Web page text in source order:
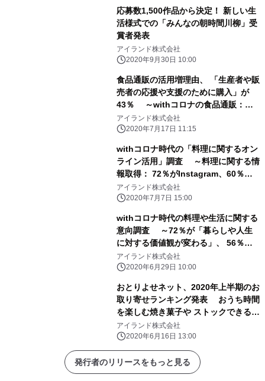
応募数1,500作品から決定！ 新しい生
活様式での「みんなの朝時間川柳」受
賞者発表
アイランド株式会社
2020年9月30日 10:00
食品通販の活用増理由、 「生産者や販
売者の応援や支援のために購入」が
43％ ～withコロナの食品通販：
42％が購入増える、 人気ジャンルは
洋菓子が50％～
アイランド株式会社
2020年7月17日 11:15
withコロナ時代の「料理に関するオン
ライン活用」調査 ～料理に関する情
報取得： 72％がInstagram、60％以
上が「料理のライブ配信」を視聴～
アイランド株式会社
2020年7月7日 15:00
withコロナ時代の料理や生活に関する
意向調査 ～72％が「暮らしや人生
に対する価値観が変わる」、 56％は
「料理をする機会が増える」～
アイランド株式会社
2020年6月29日 10:00
おとりよせネット、2020年上半期のお
取り寄せランキング発表 おうち時間
を楽しむ焼き菓子や ストックできるグ
ルメがランクイン
アイランド株式会社
2020年6月16日 13:00
発行者のリリースをもっと見る